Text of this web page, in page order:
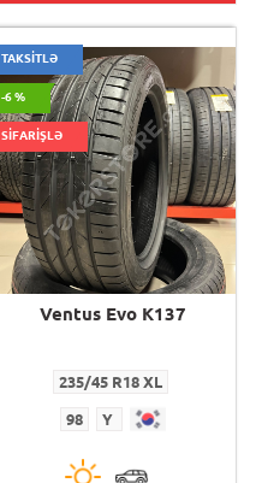
TAKSİTLƏ
-6 %
SİFARİŞLƏ
Ventus Evo K137
235/45 R18 XL
98 Y